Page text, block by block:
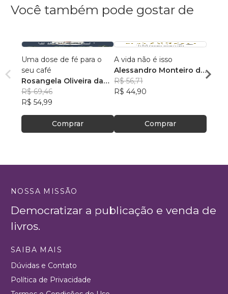
Você também pode gostar de
Uma dose de fé para o
seu café
Rosangela Oliveira da
Silva
R$ 69,46
R$ 54,99
Comprar
A vida não é isso
Alessandro Monteiro de
Menezes
R$ 56,71
R$ 44,90
Comprar
R$
NOSSA MISSÃO
Democratizar a publicação e venda de
livros.
SAIBA MAIS
Dúvidas e Contato
Política de Privacidade